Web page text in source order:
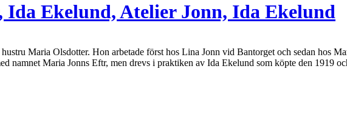
Ekelund, Atelier Jonn, Ida Ekelund
Maria Olsdotter. Hon arbetade först hos Lina Jonn vid Bantorget och sedan hos
namnet Maria Jonns Eftr, men drevs i praktiken av Ida Ekelund som köpte den 1919